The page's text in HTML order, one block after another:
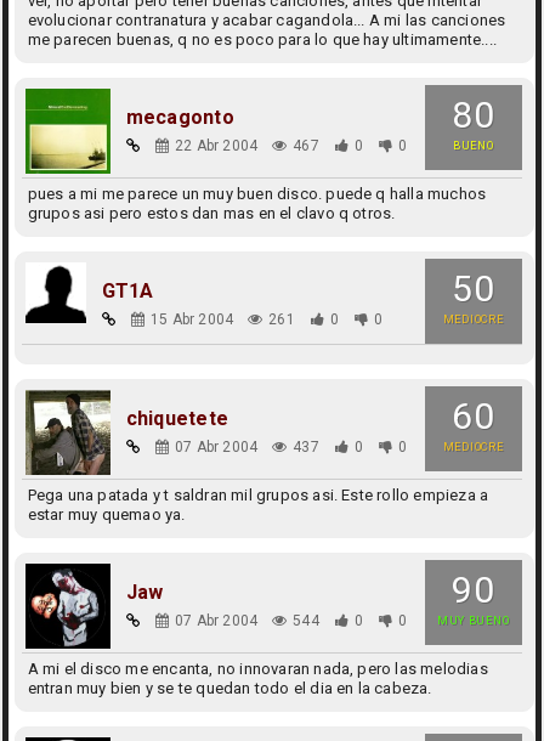
evolucionar contranatura y acabar cagandola... A mi las canciones
me parecen buenas, q no es poco para lo que hay ultimamente....
80
BUENO
mecagonto
22 Abr 2004 467 0 0
pues a mi me parece un muy buen disco. puede q halla muchos
grupos asi pero estos dan mas en el clavo q otros.
50
MEDIOCRE
GT1A
15 Abr 2004 261 0 0
60
MEDIOCRE
chiquetete
07 Abr 2004 437 0 0
Pega una patada y t saldran mil grupos asi. Este rollo empieza a
estar muy quemao ya.
90
MUY BUENO
Jaw
07 Abr 2004 544 0 0
A mi el disco me encanta, no innovaran nada, pero las melodias
entran muy bien y se te quedan todo el dia en la cabeza.